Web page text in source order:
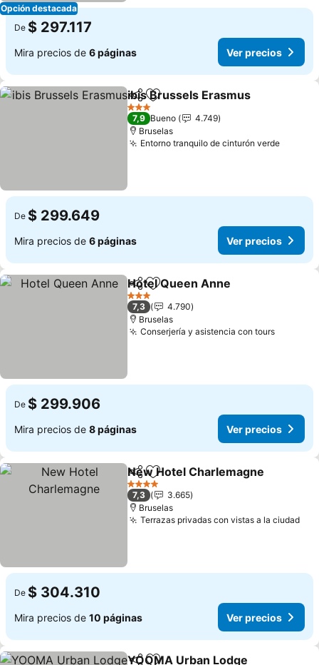
Opción destacada
De $ 297.117
Mira precios de 6 páginas Ver precios
CompartirAgregar a favoritos
ibis Brussels Erasmus
3 Estrellas
7,9 Bueno
4.749
Bruselas
Entorno tranquilo de cinturón verde
De $ 299.649
Mira precios de 6 páginas Ver precios
CompartirAgregar a favoritos
Hotel Queen Anne
3 Estrellas
7,3
4.790
Bruselas
Conserjería y asistencia con tours
De $ 299.906
Mira precios de 8 páginas Ver precios
CompartirAgregar a favoritos
New Hotel Charlemagne
4 Estrellas
7,3
3.665
Bruselas
Terrazas privadas con vistas a la ciudad
De $ 304.310
Mira precios de 10 páginas Ver precios
YOOMA Urban Lodge